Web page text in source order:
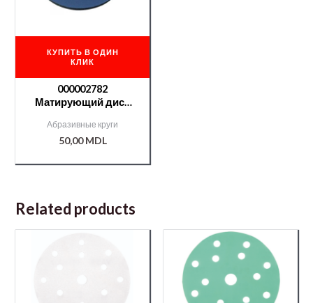
КУПИТЬ В ОДИН
КЛИК
000002782
Матирующий диск
Smirdex № 3000
Абразивные круги
50,00MDL
Related products